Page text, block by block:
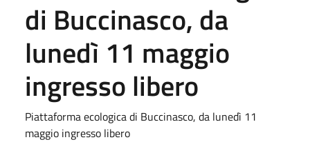
di Buccinasco, da
lunedì 11 maggio
ingresso libero
Piattaforma ecologica di Buccinasco, da lunedì 11
maggio ingresso libero